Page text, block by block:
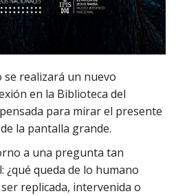
se realizará un nuevo
en la Biblioteca del
para mirar el presente
la pantalla grande.
a una pregunta tan
¿qué queda de lo humano
replicada, intervenida o